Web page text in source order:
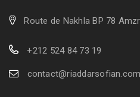
Route de Nakhla BP 78
+212 524 84 73 19
contact@riaddarsofian.com